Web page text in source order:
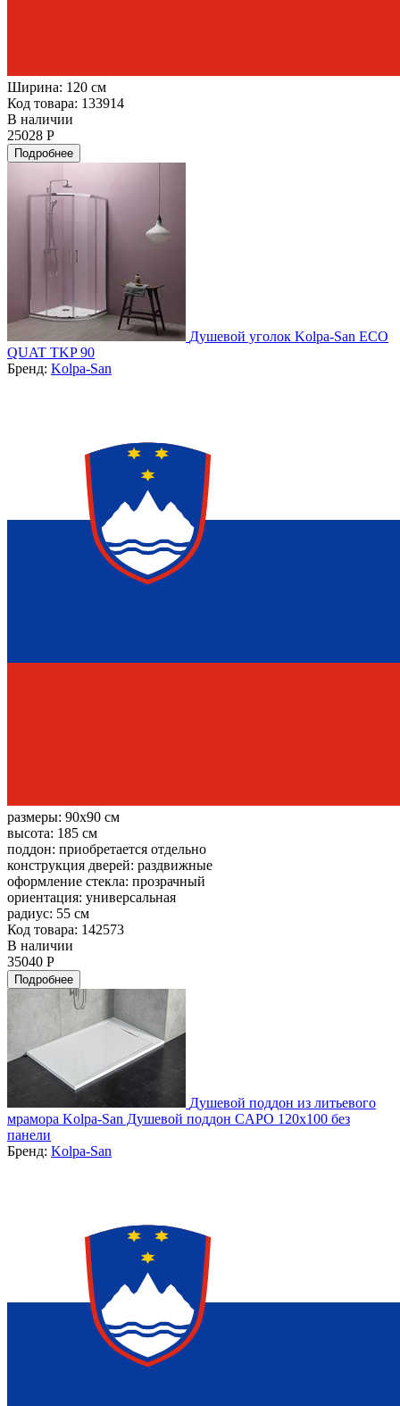
Ширина: 120 см
Код товара: 133914
В наличии
25028 Р
Подробнее
Душевой уголок Kolpa-San ECO
QUAT TKP 90
Бренд: Kolpa-San
размеры: 90x90 см
высота: 185 см
поддон: приобретается отдельно
конструкция дверей: раздвижные
оформление стекла: прозрачный
ориентация: универсальная
радиус: 55 см
Код товара: 142573
В наличии
35040 Р
Подробнее
Душевой поддон из литьевого
мрамора Kolpa-San Душевой поддон CAPO 120x100 без
панели
Бренд: Kolpa-San